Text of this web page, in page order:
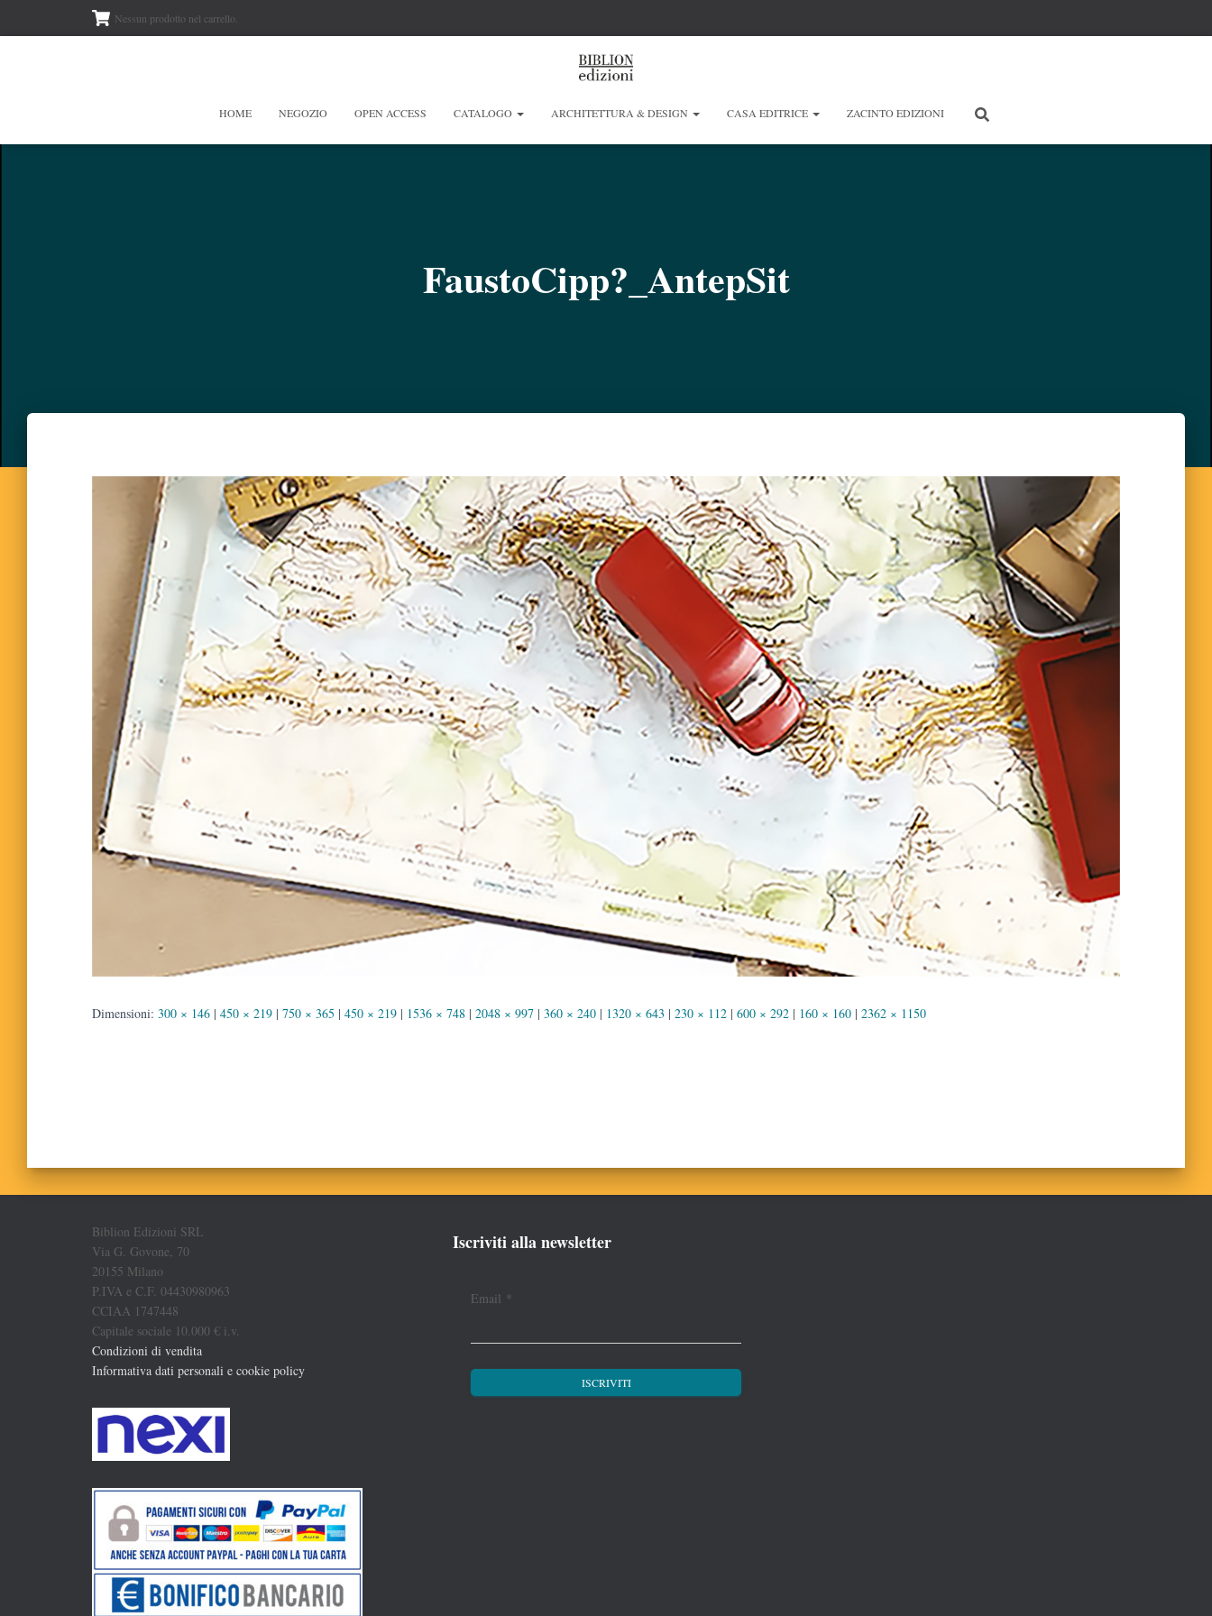
Nessun prodotto nel carrello.
HOME NEGOZIO OPEN ACCESS CATALOGO ARCHITETTURA & DESIGN CASA EDITRICE ZACINTO EDIZIONI
FaustoCipp?_AntepSit
Dimensioni: 300 × 146 | 450 × 219 | 750 × 365 | 450 × 219 | 1536 × 748 | 2048 × 997 | 360 × 240 | 1320 × 643 | 230 × 112 | 600 × 292 | 160 × 160 | 2362 × 1150
Biblion Edizioni SRL
Via G. Govone, 70
20155 Milano
P.IVA e C.F. 04430980963
CCIAA 1747448
Capitale sociale 10.000 € i.v.
Condizioni di vendita
Informativa dati personali e cookie policy
Iscriviti alla newsletter
Email *